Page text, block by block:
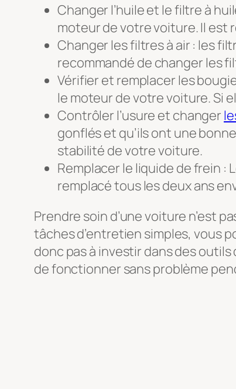
Changer l’huile et le filtre à
moteur de votre voiture. Il est
Changer les filtres à air : les
recommandé de changer les
Vérifier et remplacer les
le moteur de votre voiture. Si
Contrôler l’usure et changer
gonflés et qu’ils ont une
stabilité de votre voiture.
Remplacer le liquide de frein :
remplacé tous les deux ans
Prendre soin d’une voiture n’est
tâches d’entretien simples, vous
donc pas à investir dans des
de fonctionner sans problème